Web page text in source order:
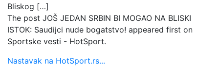
Bliskog […]
The post JOŠ JEDAN SRBIN BI MOGAO NA BLISKI
ISTOK: Saudijci nude bogatstvo! appeared first on
Sportske vesti - HotSport.
Nastavak na HotSport.rs...